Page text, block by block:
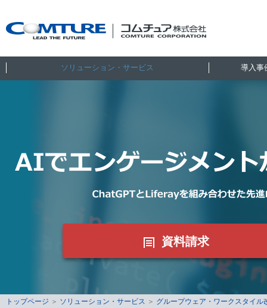
ソリューション・サービス 導入事
資料請求
トップページ ＞ ソリューション・サービス ＞ グループウェア・ワークスタイル